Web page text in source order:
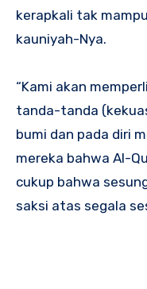
kerapkali tak
kauniyah-Nya.
“Kami akan
tanda-tanda
bumi dan pada diri
mereka bahwa Al-
cukup bahwa
saksi atas segala